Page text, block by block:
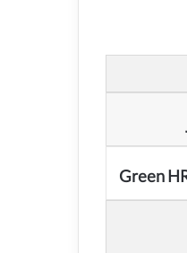
Green